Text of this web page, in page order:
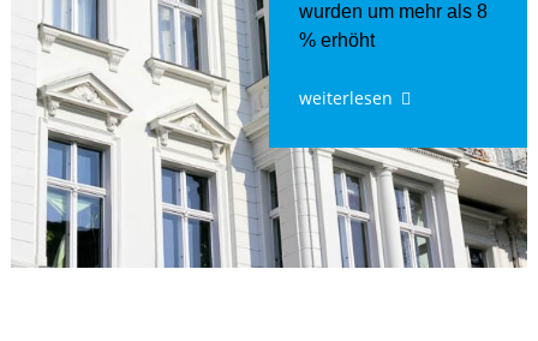
wurden um mehr als 8
% erhöht
weiterlesen